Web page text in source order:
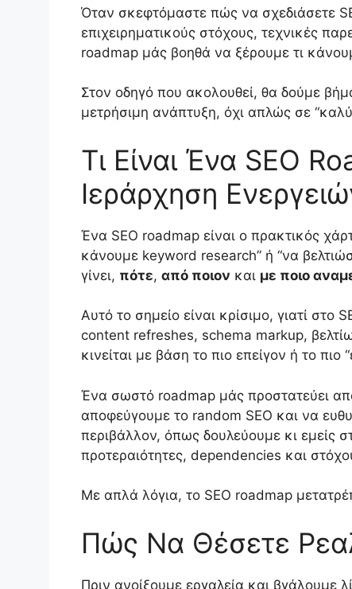
Όταν σκεφτόμαστε πώς να σχεδιάσετε
επιχειρηματικούς στόχους, τεχνικές
roadmap μάς βοηθά να ξέρουμε τι
Στον οδηγό που ακολουθεί, θα δούμε
μετρήσιμη ανάπτυξη, όχι απλώς σε
Τι Είναι Ένα SEO
Ιεράρχηση
Ένα SEO roadmap είναι ο πρακτικός
κάνουμε keyword research” ή “να
γίνει, πότε, από ποιον και με ποιο
Αυτό το σημείο είναι κρίσιμο, γιατί στο
content refreshes, schema markup,
κινείται με βάση το πιο επείγον ή το πιο
Ένα σωστό roadmap μάς προστατεύει
αποφεύγουμε το random SEO και να
περιβάλλον, όπως δουλεύουμε κι εμείς
προτεραιότητες, dependencies και
Με απλά λόγια, το SEO roadmap
Πώς Να Θέσετε
Πριν ανοίξουμε εργαλεία και βγάλουμε